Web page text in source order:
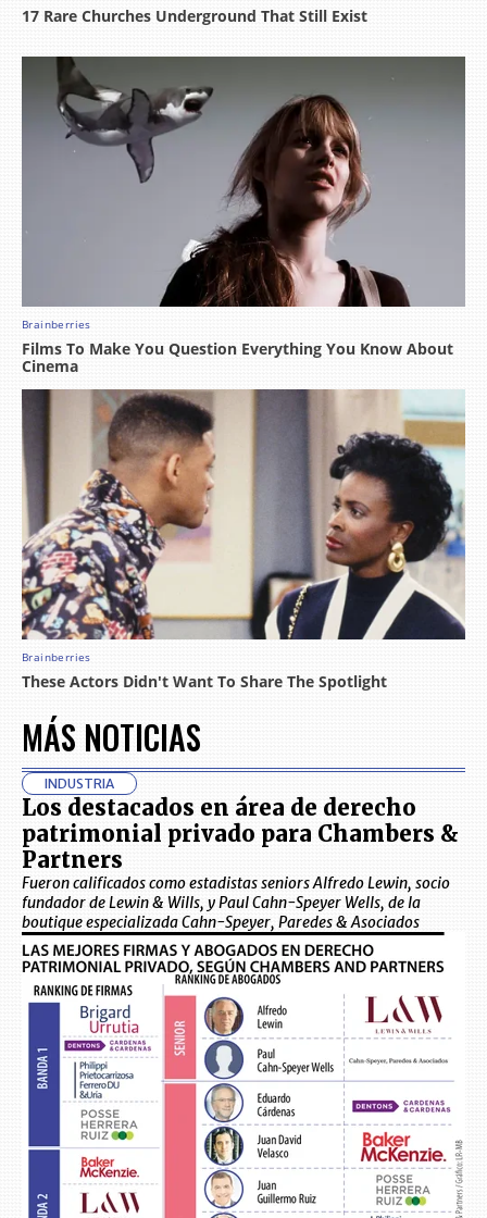
MÁS NOTICIAS
INDUSTRIA
Los destacados en área de derecho
patrimonial privado para Chambers &
Partners
Fueron calificados como estadistas seniors Alfredo Lewin, socio
fundador de Lewin & Wills, y Paul Cahn-Speyer Wells, de la
boutique especializada Cahn-Speyer, Paredes & Asociados